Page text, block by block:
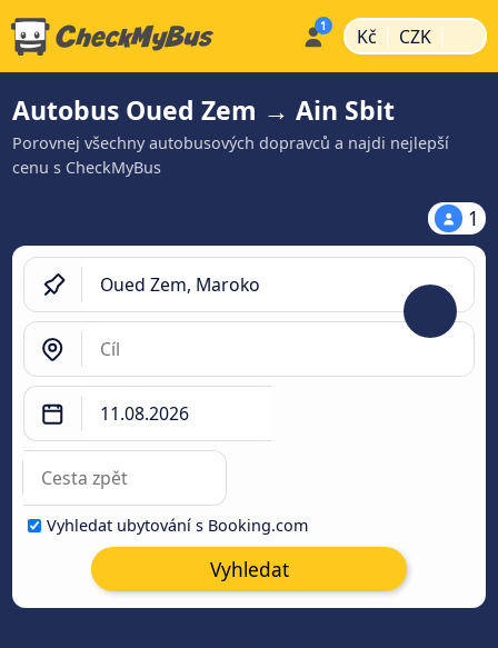
Kč | CZK |
Autobus Oued Zem → Ain Sbit
Porovnej všechny autobusových dopravců a najdi nejlepší
cenu s CheckMyBus
1
Vyhledat ubytování s Booking.com
Vyhledat